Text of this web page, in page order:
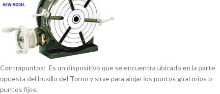
Contrapuntos: Es un dispositivo que se encuentra ubicado en la parte
opuesta del husillo del Torno y sirve para alojar los puntos giratorios o
puntos fijos.